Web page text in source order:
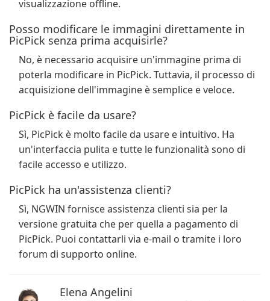
visualizzazione offline.
Posso modificare le immagini direttamente in
PicPick senza prima acquisirle?
No, è necessario acquisire un'immagine prima di
poterla modificare in PicPick. Tuttavia, il processo di
acquisizione dell'immagine è semplice e veloce.
PicPick è facile da usare?
Sì, PicPick è molto facile da usare e intuitivo. Ha
un'interfaccia pulita e tutte le funzionalità sono di
facile accesso e utilizzo.
PicPick ha un'assistenza clienti?
Sì, NGWIN fornisce assistenza clienti sia per la
versione gratuita che per quella a pagamento di
PicPick. Puoi contattarli via e-mail o tramite i loro
forum di supporto online.
Elena Angelini